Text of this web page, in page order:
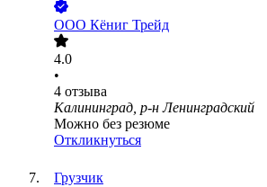
ООО Кёниг Трейд
4.0
•
4 отзыва
Калининград, р-н Ленинградский
Можно без резюме
Откликнуться
Грузчик